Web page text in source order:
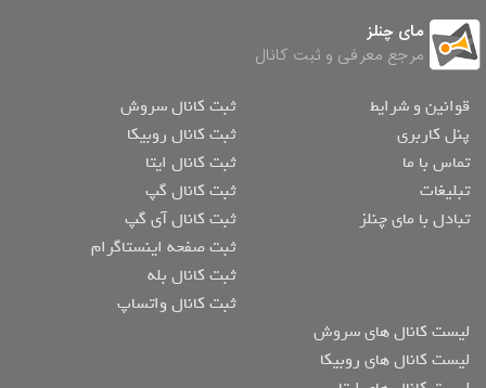
مای چنلز
مرجع معرفی و ثبت کانال
قوانین و شرایط
پنل کاربری
تماس با ما
تبلیغات
تبادل با مای چنلز
ثبت کانال سروش
ثبت کانال روبیکا
ثبت کانال ایتا
ثبت کانال گپ
ثبت کانال آی گپ
ثبت صفحه اینستاگرام
ثبت کانال بله
ثبت کانال واتساپ
لیست کانال های سروش
لیست کانال های روبیکا